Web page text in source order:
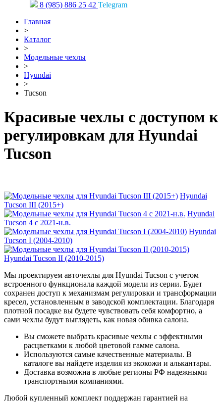
8 (985) 886 25 42 Telegram
Главная
>
Каталог
>
Модельные чехлы
>
Hyundai
>
Tucson
Красивые чехлы с доступом к
регулировкам для Hyundai
Tucson
Hyundai
Tucson III (2015+)
Hyundai
Tucson 4 с 2021-н.в.
Hyundai
Tucson I (2004-2010)
Hyundai Tucson II (2010-2015)
Мы проектируем авточехлы для Hyundai Tucson с учетом
встроенного функционала каждой модели из серии. Будет
сохранен доступ к механизмам регулировки и трансформации
кресел, установленным в заводской комплектации. Благодаря
плотной посадке вы будете чувствовать себя комфортно, а
сами чехлы будут выглядеть, как новая обивка салона.
Вы сможете выбрать красивые чехлы с эффектными
расцветками к любой цветовой гамме салона.
Используются самые качественные материалы. В
каталоге вы найдете изделия из экокожи и алькантары.
Доставка возможна в любые регионы РФ надежными
транспортными компаниями.
Любой купленный комплект поддержан гарантией на